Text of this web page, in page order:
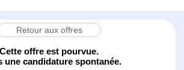
Retour aux offres
Cette offre est pourvue.
une candidature spontanée.